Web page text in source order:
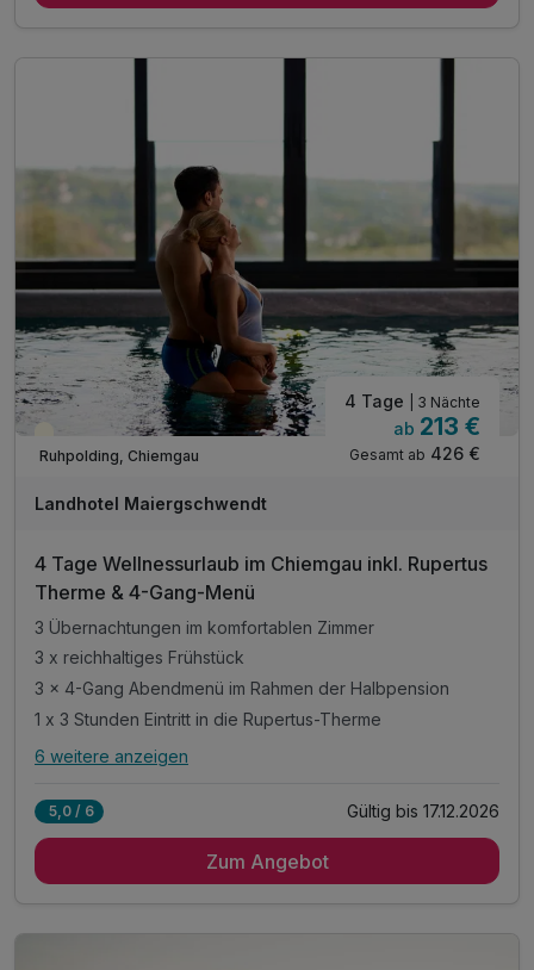
1 x Berg- oder Talfahrt "Unternbergbahn"**
1 x Berg- & Talfahrt "Hochfelln Seilbahn"**
inkl. Eintritt Glockenschmiede und Heimatmuseum**
inkl. Nutzung des öffentlichen Nahverkehrs**
inkl. Chiemgau Card mit vielen weiteren Angeboten
Teilweise ausgelastet
Ruhpolding, Chiemgau
4 Tage | 3 Nächte
ab 213 €
Gesamt ab 426 €
Landhotel Maiergschwendt
4 Tage Wellnessurlaub im Chiemgau inkl. Rupertus
Therme & 4-Gang-Menü
3 Übernachtungen im komfortablen Zimmer
3 x reichhaltiges Frühstück
3 × 4-Gang Abendmenü im Rahmen der Halbpension
1 x 3 Stunden Eintritt in die Rupertus-Therme
Alle Inklusivleistungen
3 x reichhaltiges Frühstück
6 weitere anzeigen
5,0 / 6 Gültig bis 17.12.2026
Zum Angebot